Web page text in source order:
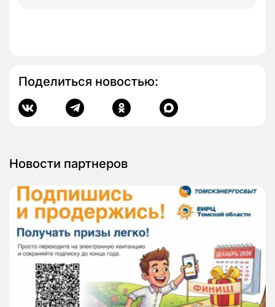
Поделиться новостью:
Новости партнеров